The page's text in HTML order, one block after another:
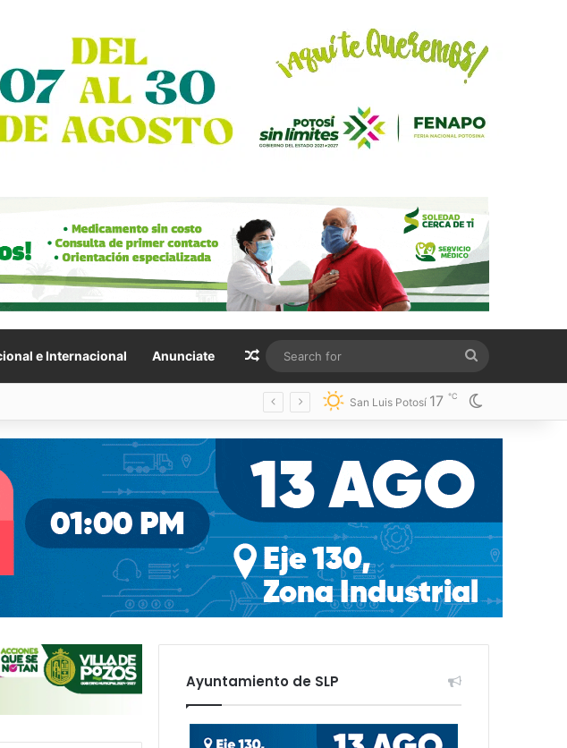
e Internacional Anunciate Random Article
for
de Villa de Pozos San Luis Potosí 17 ℃
Ayuntamiento de SLP